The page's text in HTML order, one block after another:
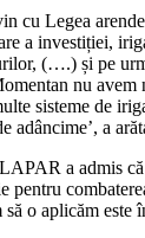
cu Legea
a investiției,
(….) și pe
nu avem
sisteme de
adâncime’, a
a admis
pentru
o aplicăm este